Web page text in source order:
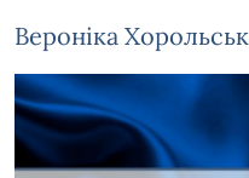
Вероніка
Зображення завантажується